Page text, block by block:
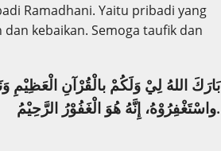
Ramadhani. Yaitu pribadi yang
kebaikan. Semoga taufik dan
بَارَكَ اللهُ لِيْ وَلَكُمْ بالْقُرْآنِ الْعَظِيْمِ
واسْتَغْفِرُوْهُ، إِنَّهُ هُوَ الْغَفُوْرُ الرَّحِيْمُ.